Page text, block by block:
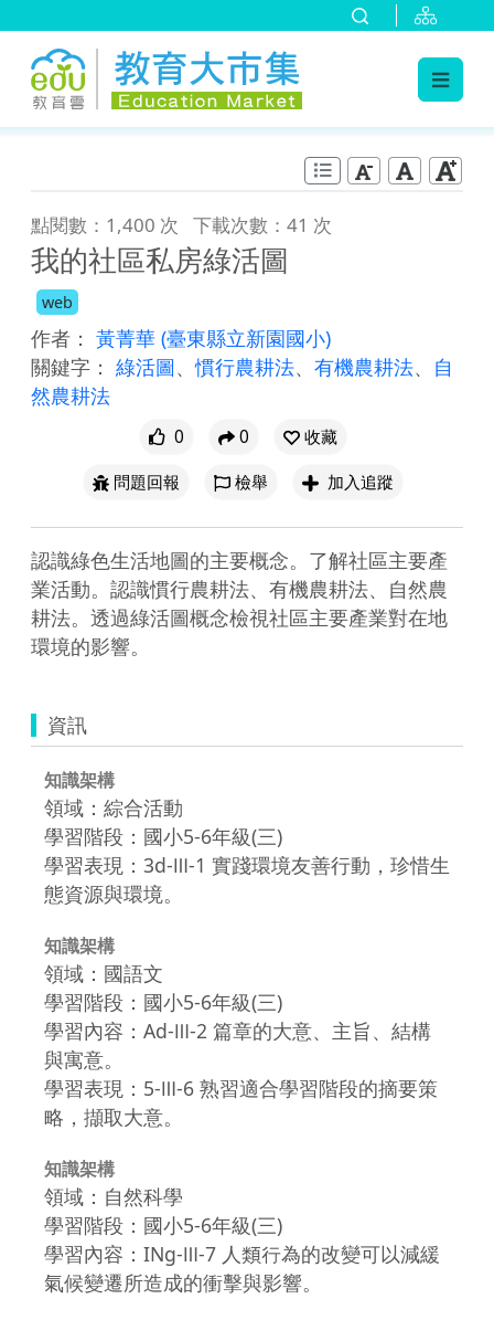
點閱數：1,400 次 下載次數：41 次
我的社區私房綠活圖
web
作者： 黃菁華 (臺東縣立新園國小)
關鍵字： 綠活圖、慣行農耕法、 有機農耕法、 自
然農耕法
0 0
收藏
問題回報
檢舉 加入追蹤
認識綠色生活地圖的主要概念。了解社區主要產
業活動。認識慣行農耕法、有機農耕法、自然農
耕法。透過綠活圖概念檢視社區主要產業對在地
資訊
知識架構
領域：綜合活動
學習階段：國小5-6年級(三)
學習表現：3d-Ⅲ-1 實踐環境友善行動，珍惜生
態資源與環境。
知識架構
領域：國語文
學習階段：國小5-6年級(三)
學習內容：Ad-Ⅲ-2 篇章的大意、主旨、結構
與寓意。
學習表現：5-Ⅲ-6 熟習適合學習階段的摘要策
略，擷取大意。
知識架構
領域：自然科學
學習階段：國小5-6年級(三)
學習內容：INg-Ⅲ-7 人類行為的改變可以減緩
氣候變遷所造成的衝擊與影響。